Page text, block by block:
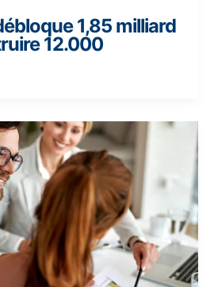
1,85 milliard
12.000